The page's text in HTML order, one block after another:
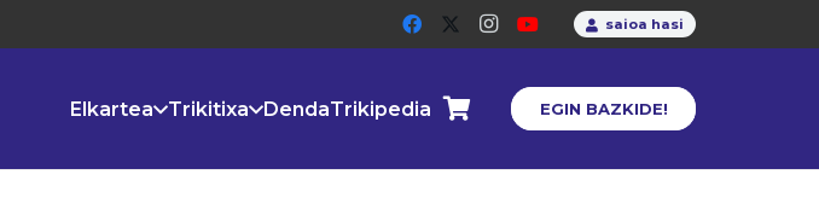
saioa hasi
Elkartea Trikitixa DendaTrikipedia EGIN BAZKIDE!